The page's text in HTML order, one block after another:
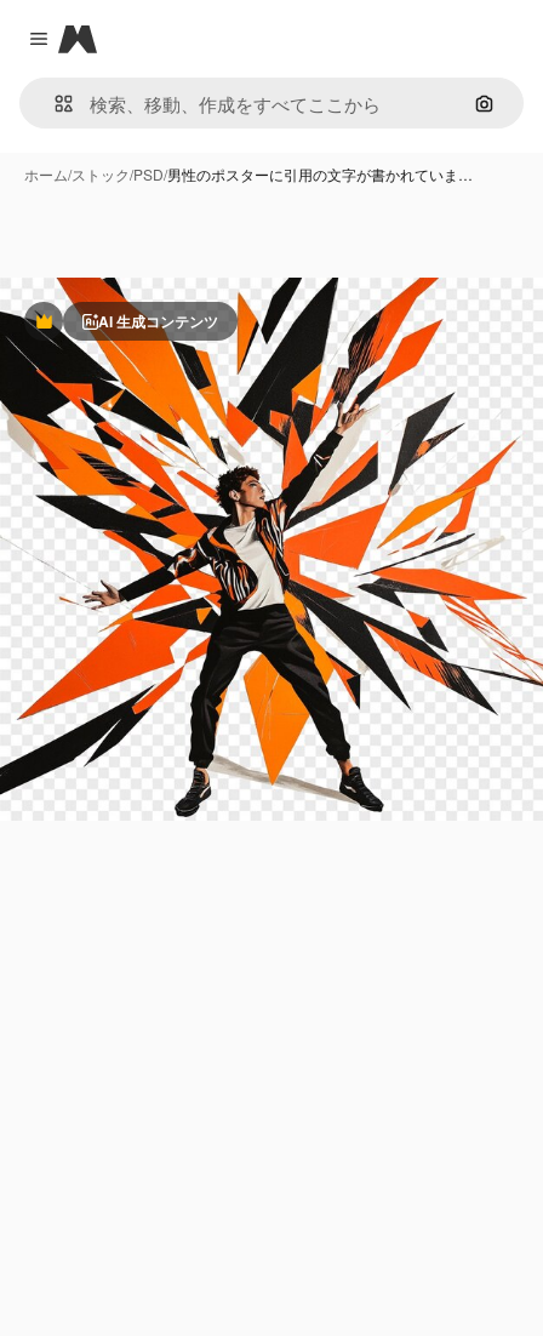
Close menu
Magnific
画像で
ホーム/ストック/PSD/男性のポスターに引用の文字が書かれていま…
PremiumAI 生成コンテンツ